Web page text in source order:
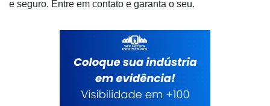
e seguro. Entre em contato e garanta o seu.